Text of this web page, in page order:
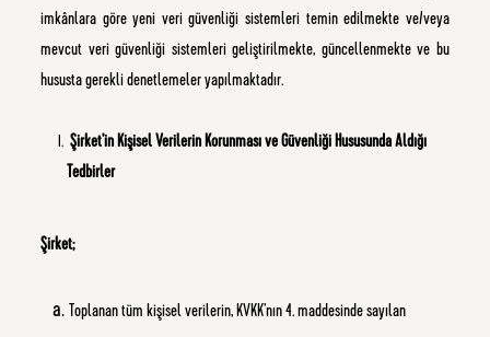
imkânlara göre yeni veri güvenliği sistemleri temin edilmekte ve/veya
mevcut veri güvenliği sistemleri geliştirilmekte, güncellenmekte ve bu
hususta gerekli denetlemeler yapılmaktadır.
Şirket’in Kişisel Verilerin Korunması ve Güvenliği Hususunda Aldığı
Tedbirler
Şirket;
Toplanan tüm kişisel verilerin, KVKK’nın 4. maddesinde sayılan